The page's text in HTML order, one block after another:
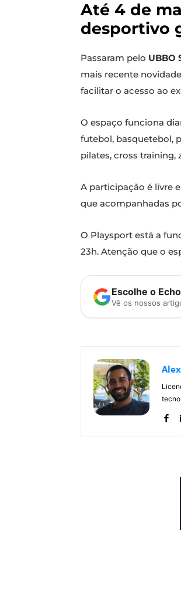
Até 4 de
desportivo
Passaram pelo UBBO
mais recente
facilitar o acesso ao
O espaço funciona
futebol, basquetebol,
pilates, cross training,
A participação é livre
que acompanhadas
O Playsport está a
23h. Atenção que o
Escolhe o
Vê os nossos